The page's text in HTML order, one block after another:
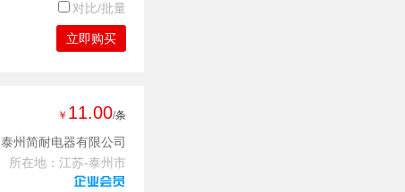
对比/批量
立即购买
￥ 11.00/条
泰州简耐电器有限公司
所在地：江苏-泰州市